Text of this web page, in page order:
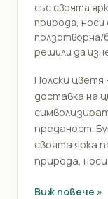
със своята
природа,
ползотворна/
решили да
Полски
доставка на
преданост.
своята ярка
природа,
Виж повече »